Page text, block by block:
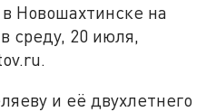
Новошахтинске на
среду, 20 июля,
и её двухлетнего